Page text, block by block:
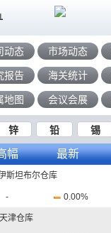
动态 市场动态
报告 海关统计
地图 会议会展
锌 铅 锡
幅 最新
斯坦布尔仓库
- 0.00%
津仓库